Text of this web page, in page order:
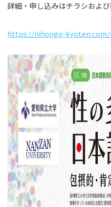
詳細・申し込みはチラシおよ
https://nihongo-kyoten.com/